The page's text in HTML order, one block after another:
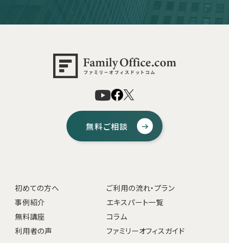
無料ご相談
初めての方へ
ご利用の流れ・プラン
事例紹介
エキスパート一覧
無料講座
コラム
利用者の声
ファミリーオフィスガイド